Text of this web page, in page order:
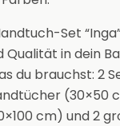
Set
Qualität in dein
du brauchst: 2
(30×50
cm) und 2